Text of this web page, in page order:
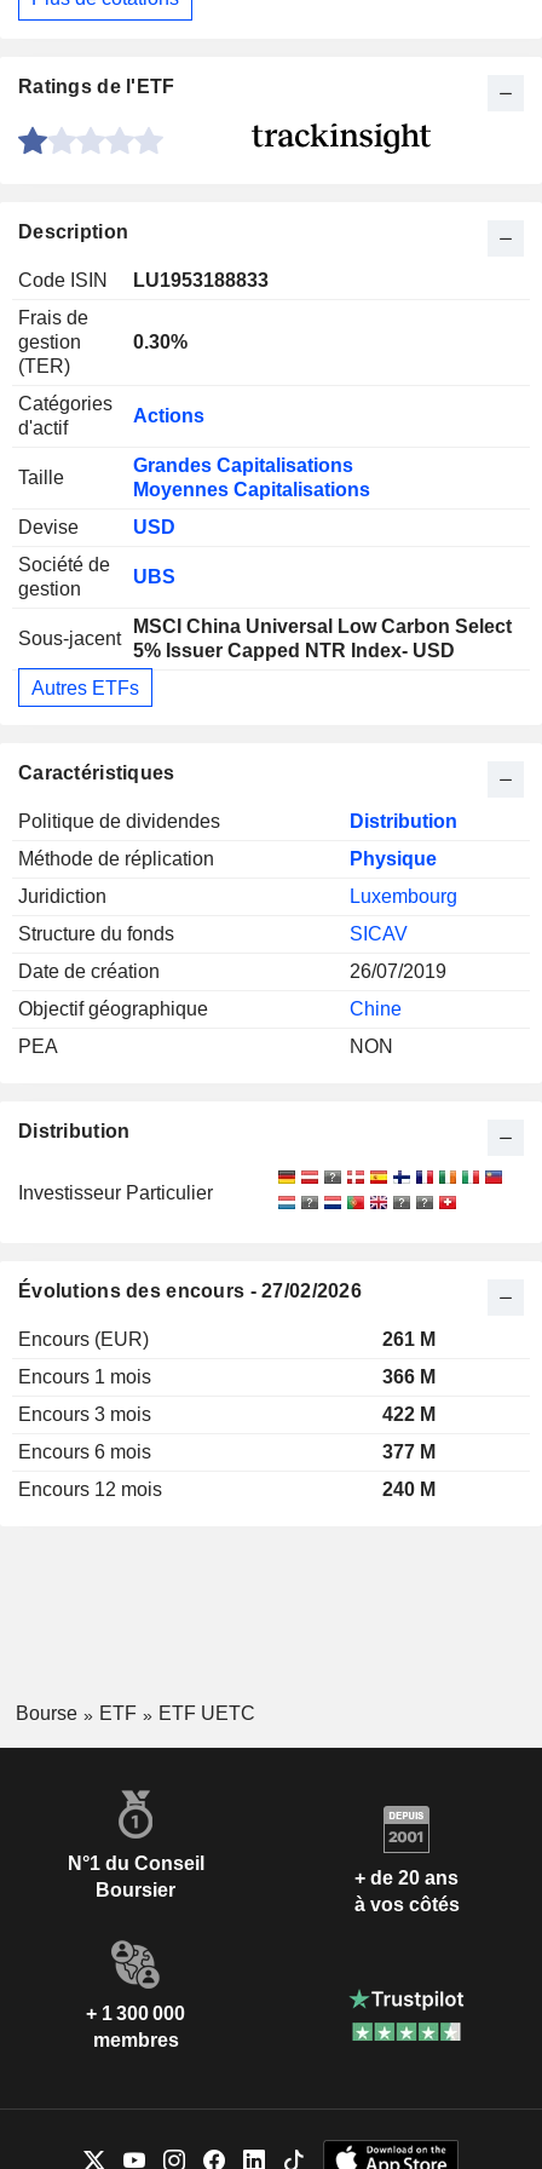
Ratings de l'ETF
Description
Code ISIN
LU1953188833
Frais de
gestion
(TER)
0.30%
Catégories
d'actif
Actions
Taille
Grandes Capitalisations
Moyennes Capitalisations
Devise
USD
Société de
gestion
UBS
Sous-jacent
MSCI China Universal Low Carbon Select
5% Issuer Capped NTR Index- USD
Autres ETFs
Caractéristiques
Politique de dividendes
Distribution
Méthode de réplication
Physique
Juridiction
Luxembourg
Structure du fonds
SICAV
Date de création
26/07/2019
Objectif géographique
Chine
PEA
NON
Distribution
Investisseur Particulier
Évolutions des encours - 27/02/2026
Encours (EUR)
261 M
Encours 1 mois
366 M
Encours 3 mois
422 M
Encours 6 mois
377 M
Encours 12 mois
240 M
Bourse ETF ETF UETC
N°1 du Conseil
Boursier
+ de 20 ans
à vos côtés
+ 1 300 000
membres